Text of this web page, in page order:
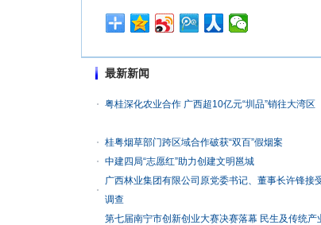
最新新闻
粤桂深化农业合作 广西超10亿元“圳品”销往大湾区
桂粤烟草部门跨区域合作破获“双百”假烟案
中建四局“志愿红”助力创建文明邕城
广西林业集团有限公司原党委书记、董事长许锋接
调查
第七届南宁市创新创业大赛决赛落幕 民生及传统产